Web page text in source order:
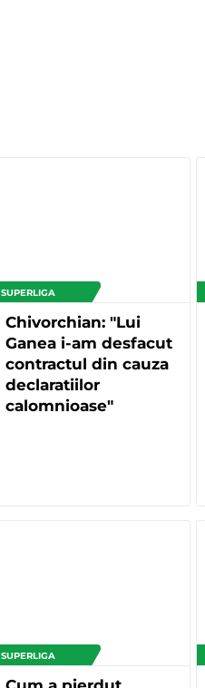
SUPERLIGA
Chivorchian: "Lui
Ganea i-am desfacut
contractul din cauza
declaratiilor
calomnioase"
SUPERLIGA